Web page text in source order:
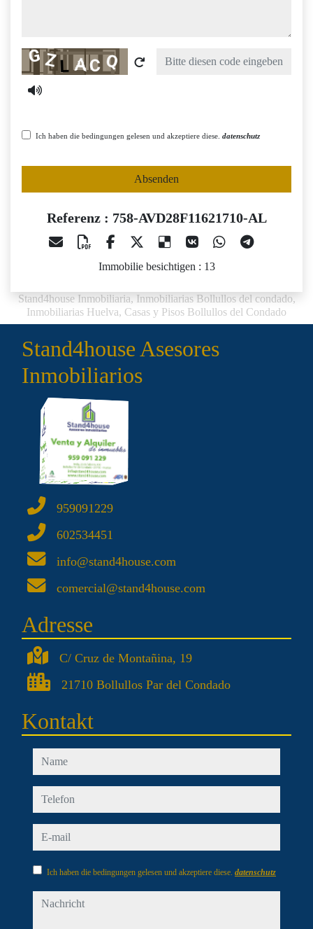
Captcha
Ich haben die bedingungen gelesen und akzeptiere diese. datenschutz
Absenden
Referenz : 758-AVD28F11621710-AL
Immobilie besichtigen : 13
Stand4house Inmobiliaria, Inmobiliarias Bollullos del condado,
Inmobiliarias Huelva, Casas y Pisos Bollullos del Condado
Stand4house Asesores
Inmobiliarios
959091229
602534451
info@stand4house.com
comercial@stand4house.com
Adresse
C/ Cruz de Montañina, 19
21710 Bollullos Par del Condado
Kontakt
name
telefon
e-mail
Ich haben die bedingungen gelesen und akzeptiere diese. datenschutz
nachricht